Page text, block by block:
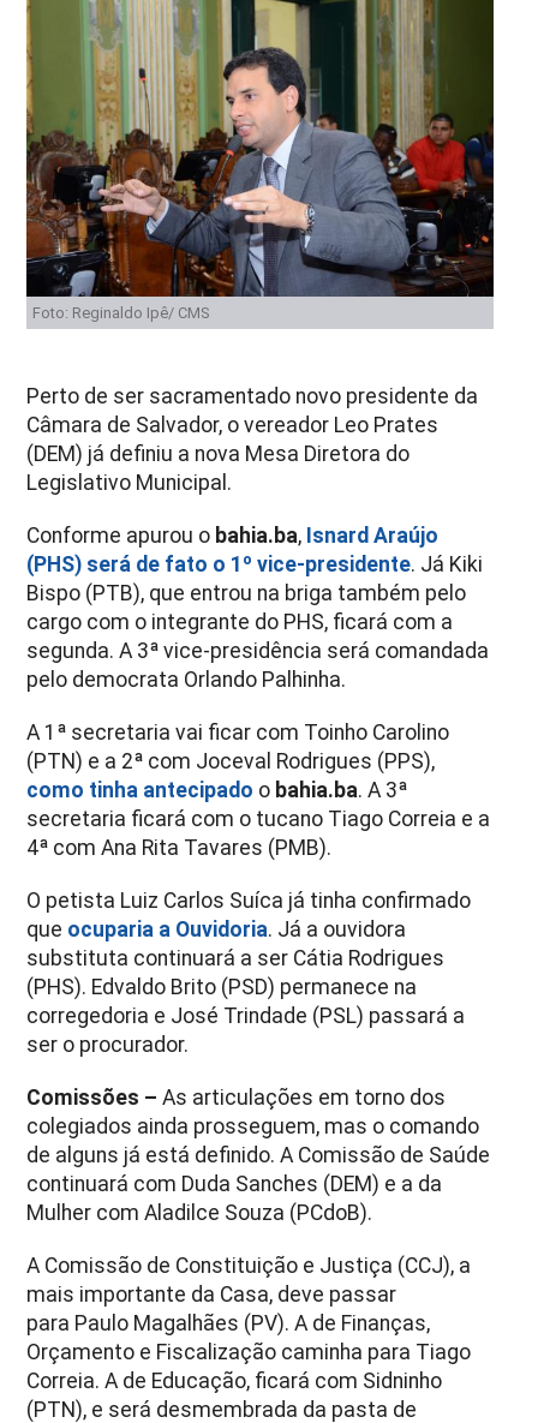
Foto: Reginaldo Ipê/ CMS
Perto de ser sacramentado novo presidente da
Câmara de Salvador, o vereador Leo Prates
(DEM) já definiu a nova Mesa Diretora do
Legislativo Municipal.
Conforme apurou o bahia.ba, Isnard Araújo
(PHS) será de fato o 1º vice-presidente. Já Kiki
Bispo (PTB), que entrou na briga também pelo
cargo com o integrante do PHS, ficará com a
segunda. A 3ª vice-presidência será comandada
pelo democrata Orlando Palhinha.
A 1ª secretaria vai ficar com Toinho Carolino
(PTN) e a 2ª com Joceval Rodrigues (PPS),
como tinha antecipado o bahia.ba. A 3ª
secretaria ficará com o tucano Tiago Correia e a
4ª com Ana Rita Tavares (PMB).
O petista Luiz Carlos Suíca já tinha confirmado
que ocuparia a Ouvidoria. Já a ouvidora
substituta continuará a ser Cátia Rodrigues
(PHS). Edvaldo Brito (PSD) permanece na
corregedoria e José Trindade (PSL) passará a
ser o procurador.
Comissões – As articulações em torno dos
colegiados ainda prosseguem, mas o comando
de alguns já está definido. A Comissão de Saúde
continuará com Duda Sanches (DEM) e a da
Mulher com Aladilce Souza (PCdoB).
A Comissão de Constituição e Justiça (CCJ), a
mais importante da Casa, deve passar
para Paulo Magalhães (PV). A de Finanças,
Orçamento e Fiscalização caminha para Tiago
Correia. A de Educação, ficará com Sidninho
(PTN), e será desmembrada da pasta de